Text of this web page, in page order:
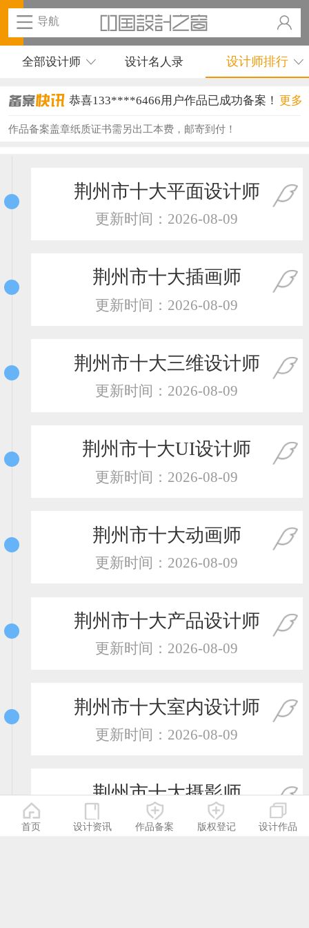
导航
全部设计师 设计名人录 设计师排行
恭喜133****6466用户作品已成功备案！
恭喜131****1475用户作品已成功备案！
恭喜138****8638用户作品已成功备案！
恭喜133****9020用户作品已成功备案！
恭喜159****4930用户作品已成功备案！
恭喜150****6483用户作品已成功备案！
恭喜159****4201用户作品已成功备案！
更多
作品备案盖章纸质证书需另出工本费，邮寄到付！
荆州市十大平面设计师
更新时间：2026-08-09
荆州市十大插画师
更新时间：2026-08-09
荆州市十大三维设计师
更新时间：2026-08-09
荆州市十大UI设计师
更新时间：2026-08-09
荆州市十大动画师
更新时间：2026-08-09
荆州市十大产品设计师
更新时间：2026-08-09
荆州市十大室内设计师
更新时间：2026-08-09
荆州市十大摄影师
更新时间：2026-08-09
首页 设计资讯 作品备案 版权登记 设计作品